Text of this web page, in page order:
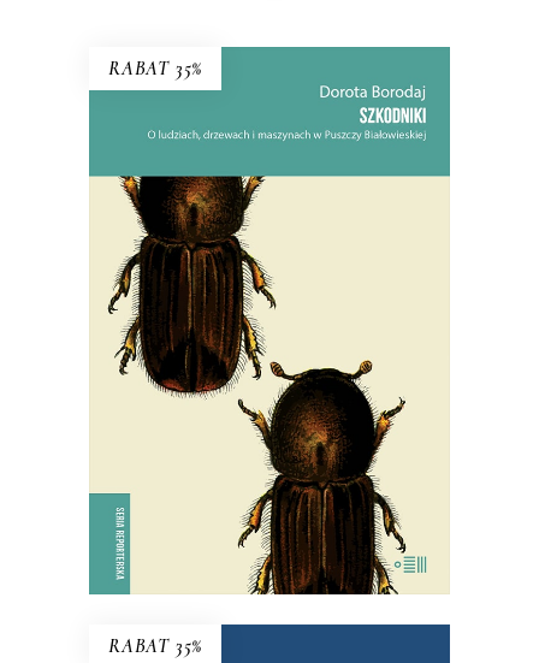
RABAT 35%
E-BOOK DO KOSZYKA
SZKODNIKI
Walka toczyła się nie tylko w lesie,
ale i w głowach ludzi.
59.90zł 38.94
KSIĄŻKA DO KOSZYKA
RABAT 35%